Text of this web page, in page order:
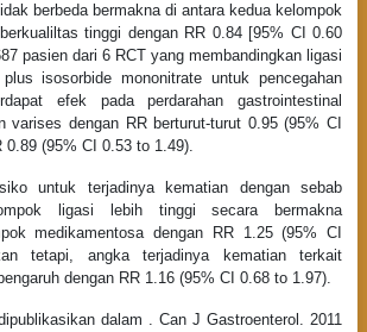
berbeda bermakna di antara kedua kelompok
tinggi dengan RR 0.84 [95% CI 0.60
pasien dari 6 RCT yang membandingkan ligasi
isosorbide mononitrate untuk pencegahan
efek pada perdarahan gastrointestinal
varises dengan RR berturut-turut 0.95 (95% CI
0.89 (95% CI 0.53 to 1.49).
untuk terjadinya kematian dengan sebab
ligasi lebih tinggi secara bermakna
medikamentosa dengan RR 1.25 (95% CI
tetapi, angka terjadinya kematian terkait
dengan RR 1.16 (95% CI 0.68 to 1.97).
dalam . Can J Gastroenterol. 2011